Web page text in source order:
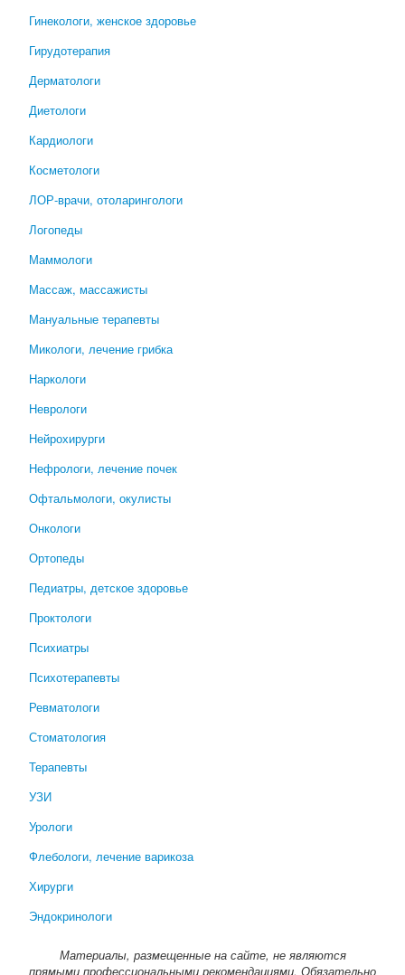
Гинекологи, женское здоровье
Гирудотерапия
Дерматологи
Диетологи
Кардиологи
Косметологи
ЛОР-врачи, отоларингологи
Логопеды
Маммологи
Массаж, массажисты
Мануальные терапевты
Микологи, лечение грибка
Наркологи
Неврологи
Нейрохирурги
Нефрологи, лечение почек
Офтальмологи, окулисты
Онкологи
Ортопеды
Педиатры, детское здоровье
Проктологи
Психиатры
Психотерапевты
Ревматологи
Стоматология
Терапевты
УЗИ
Урологи
Флебологи, лечение варикоза
Хирурги
Эндокринологи
Материалы, размещенные на сайте, не являются
прямыми профессиональными рекомендациями. Обязательно